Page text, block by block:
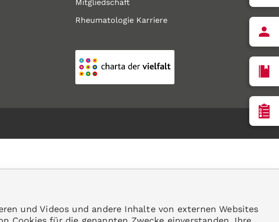
Mitgliedschaft
Rheumatologie Karriere
und Videos und andere Inhalte von externen Websites